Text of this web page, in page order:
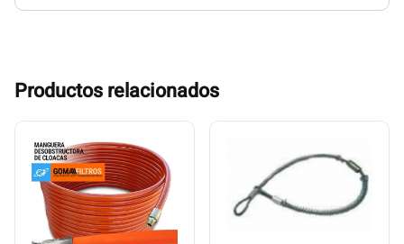
Productos relacionados